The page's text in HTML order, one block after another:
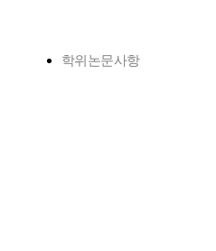
학위논문사항